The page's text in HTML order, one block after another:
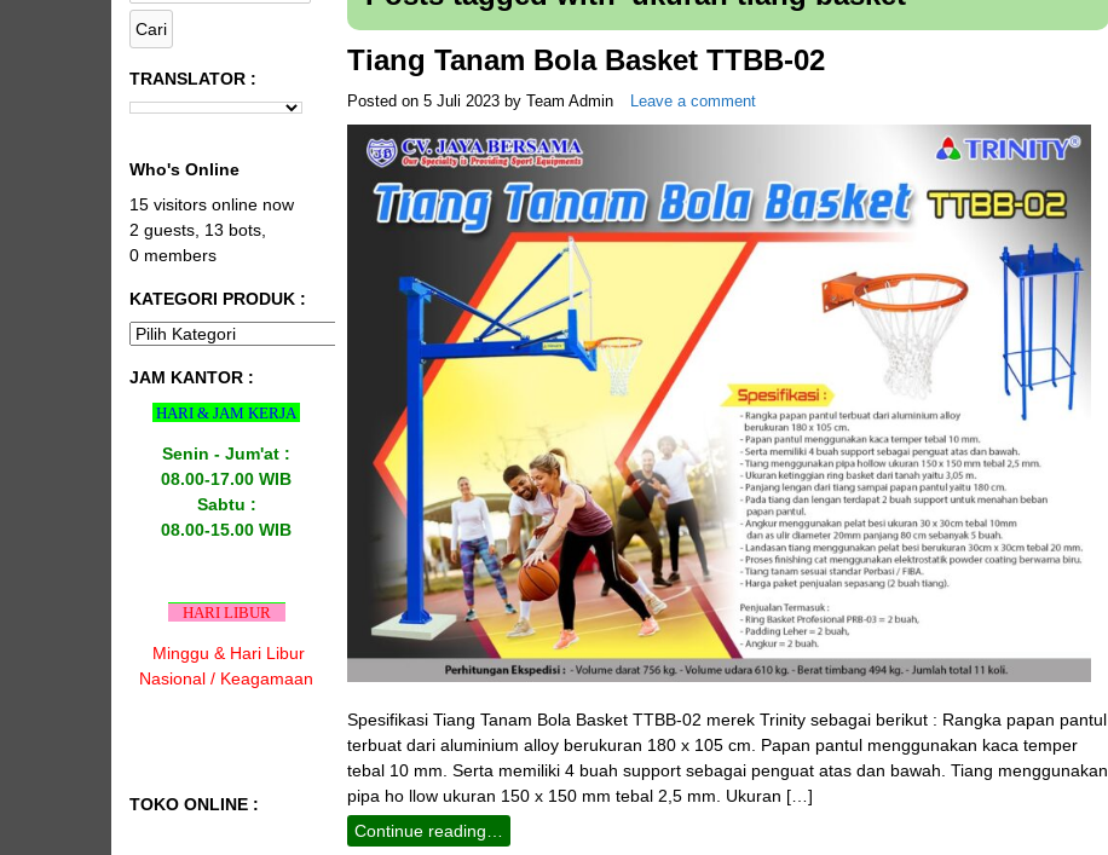
Tiang Tanam Bola Basket TTBB-02
Posted on 5 Juli 2023 by Team Admin Leave a comment
Spesifikasi Tiang Tanam Bola Basket TTBB-02 merek Trinity sebagai berikut : Rangka papan pantul
terbuat dari aluminium alloy berukuran 180 x 105 cm. Papan pantul menggunakan kaca temper
tebal 10 mm. Serta memiliki 4 buah support sebagai penguat atas dan bawah. Tiang menggunakan
pipa ho llow ukuran 150 x 150 mm tebal 2,5 mm. Ukuran […]
Continue reading…
TRANSLATOR :
Who's Online
15 visitors online now
2 guests, 13 bots,
0 members
KATEGORI PRODUK :
JAM KANTOR :
HARI & JAM KERJA
Senin - Jum'at :
08.00-17.00 WIB
Sabtu :
08.00-15.00 WIB
HARI LIBUR
Minggu & Hari Libur
Nasional / Keagamaan
TOKO ONLINE :